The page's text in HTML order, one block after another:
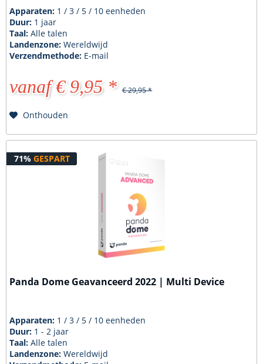
Apparaten: 1 / 3 / 5 / 10 eenheden
Duur: 1 jaar
Taal:Alle talen
Landenzone:Wereldwijd
Verzendmethode: E-mail
vanaf € 9,95 * € 29,95 *
Onthouden
71% GESPART
Panda Dome Geavanceerd 2022 | Multi Device
Apparaten: 1 / 3 / 5 / 10 eenheden
Duur: 1 - 2 jaar
Taal:Alle talen
Landenzone:Wereldwijd